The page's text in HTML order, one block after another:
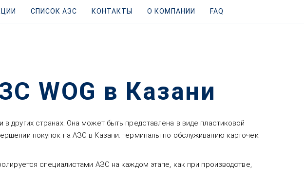
СПИСОК АЗС КОНТАКТЫ О КОМПАНИИ FAQ
WOG в Казани
других странах. Она может быть представлена в виде пластиковой
покупок на АЗС в Казани: терминалы по обслуживанию карточек
специалистами АЗС на каждом этапе, как при производстве,